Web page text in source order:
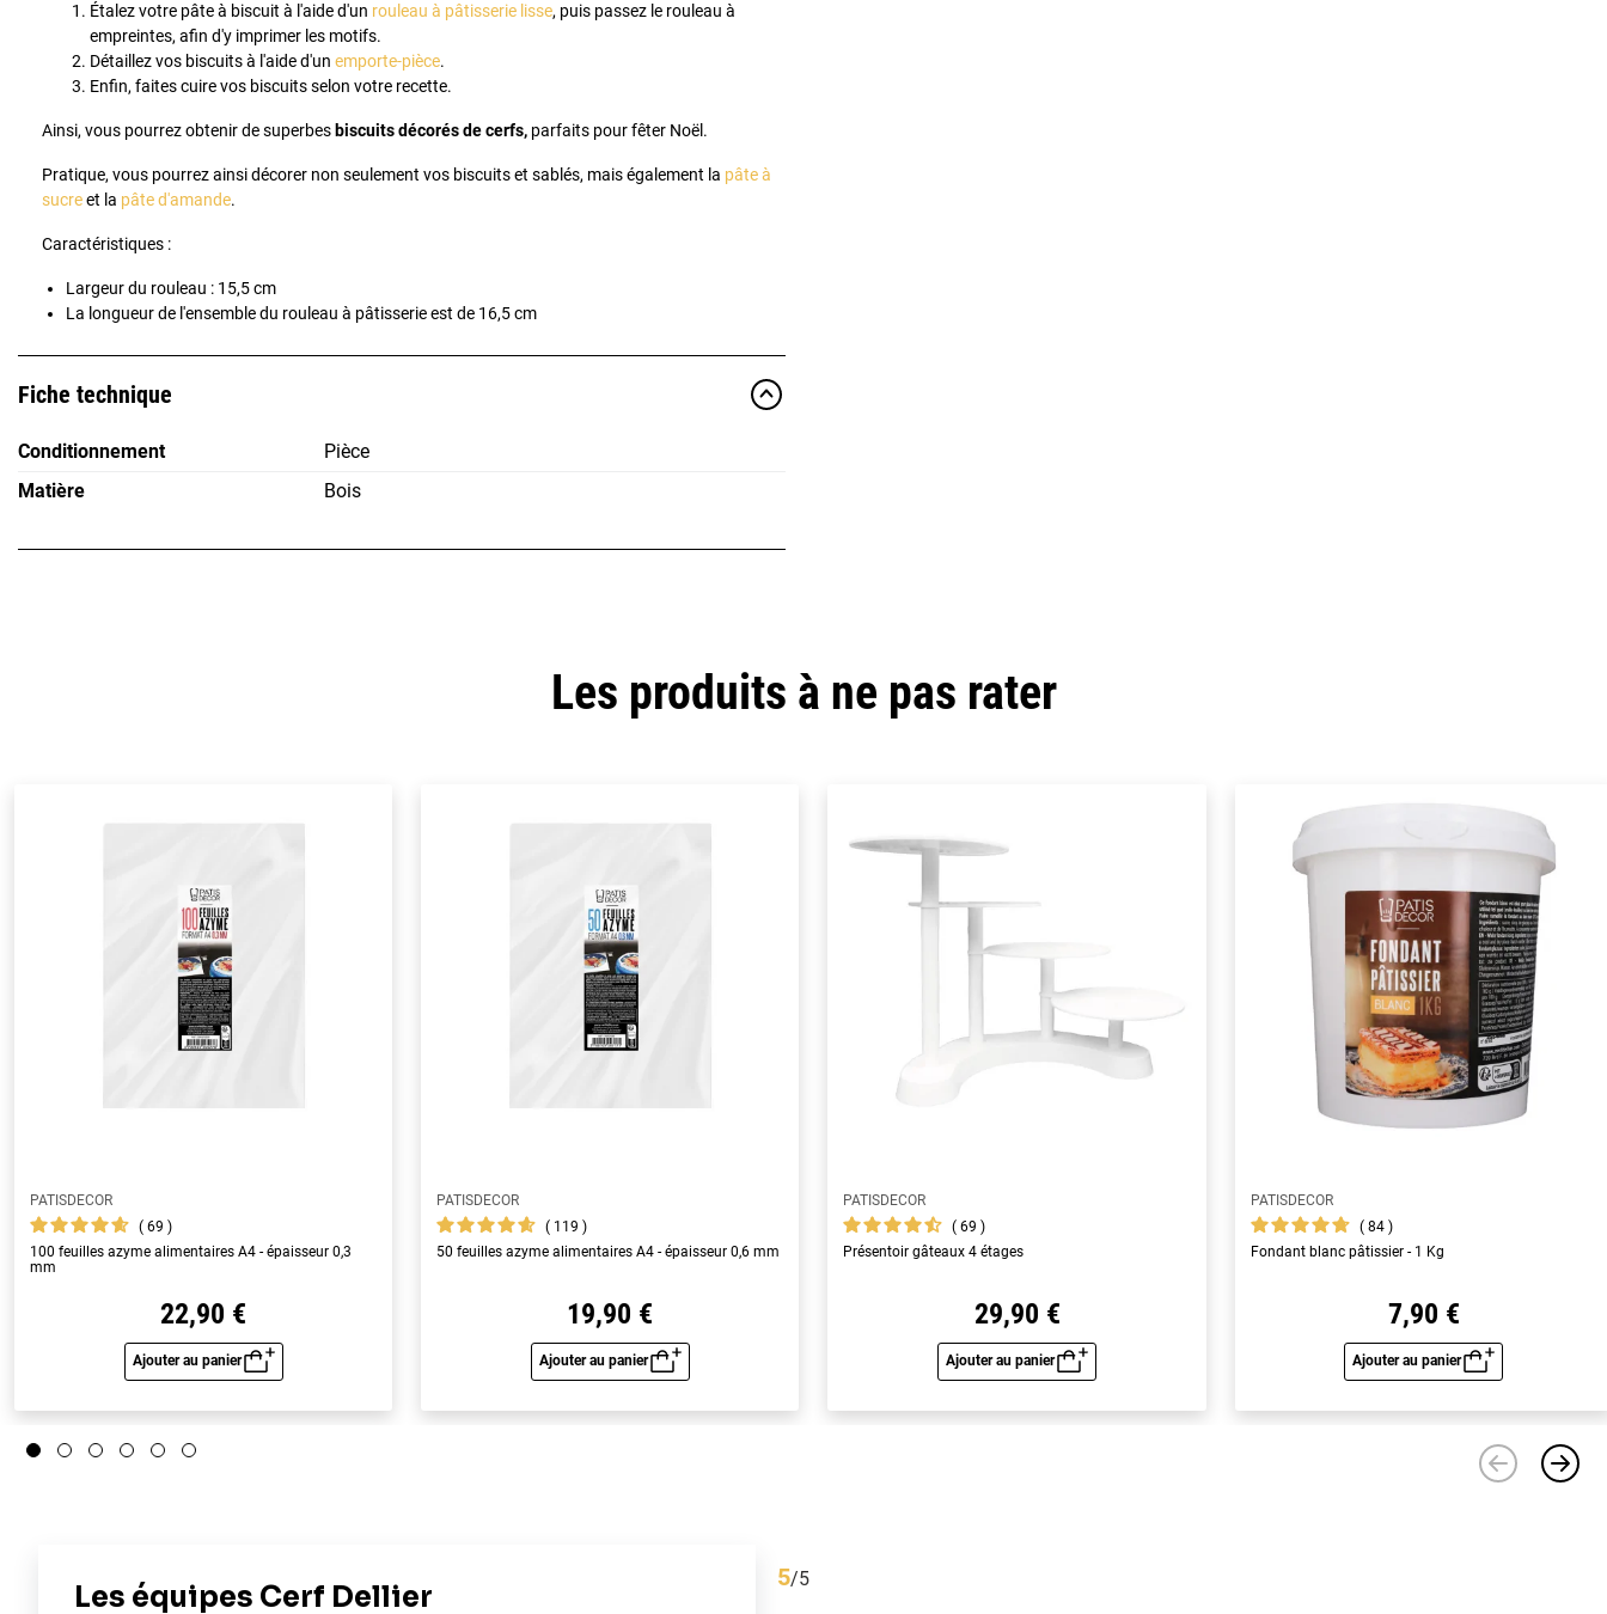
Étalez votre pâte à biscuit à l'aide d'un rouleau à pâtisserie lisse, puis passez le rouleau à
empreintes, afin d'y imprimer les motifs.
Détaillez vos biscuits à l'aide d'un emporte-pièce.
Enfin, faites cuire vos biscuits selon votre recette.
Ainsi, vous pourrez obtenir de superbes biscuits décorés de cerfs, parfaits pour fêter Noël.
Pratique, vous pourrez ainsi décorer non seulement vos biscuits et sablés, mais également la pâte à
sucreet la pâte d'amande.
Caractéristiques :
Largeur du rouleau : 15,5 cm
La longueur de l'ensemble du rouleau à pâtisserie est de 16,5 cm
Fiche technique
Conditionnement
Pièce
Matière
Bois
Les produits à ne pas rater
PATISDECOR
69
100 feuilles azyme alimentaires A4 - épaisseur 0,3
mm
22,90 €
Ajouter au panier
Aperçu rapide
PATISDECOR
119
50 feuilles azyme alimentaires A4 - épaisseur 0,6 mm
19,90 €
Ajouter au panier
Aperçu rapide
PATISDECOR
69
Présentoir gâteaux 4 étages
29,90 €
Ajouter au panier
Aperçu rapide
PATISDECOR
84
Fondant blanc pâtissier - 1 Kg
7,90 €
Ajouter au panier
Aperçu rapide
5/ 5/5